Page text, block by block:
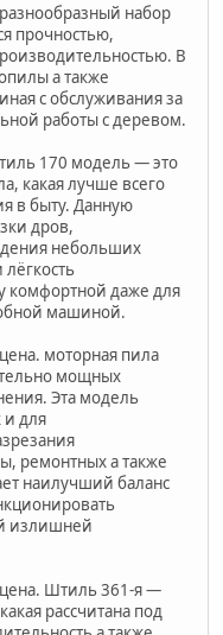
набор
прочностью,
В
а также
с обслуживания за
работы с деревом.
170 модель — это
какая лучше всего
в быту. Данную
дров,
небольших
комфортной даже для
машиной.
моторная пила
мощных
Эта модель
и для
ремонтных а также
наилучший баланс
излишней
Штиль 361-я —
рассчитана под